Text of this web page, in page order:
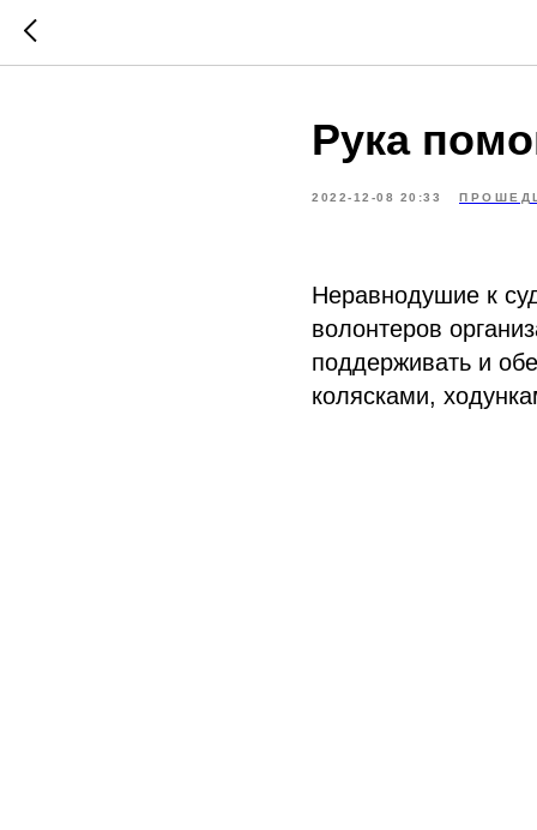
Рука
2022-12-08 20:33
Неравнодушие к
волонтеров
поддерживать и
колясками,